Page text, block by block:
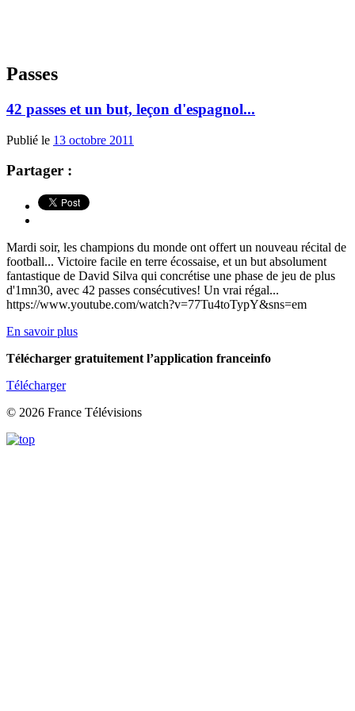
Passes
42 passes et un but, leçon d'espagnol...
Publié le 13 octobre 2011
Partager :
Mardi soir, les champions du monde ont offert un nouveau récital de
football... Victoire facile en terre écossaise, et un but absolument
fantastique de David Silva qui concrétise une phase de jeu de plus
d'1mn30, avec 42 passes consécutives! Un vrai régal...
https://www.youtube.com/watch?v=77Tu4toTypY&sns=em
En savoir plus
Télécharger gratuitement l’application franceinfo
Télécharger
© 2026 France Télévisions